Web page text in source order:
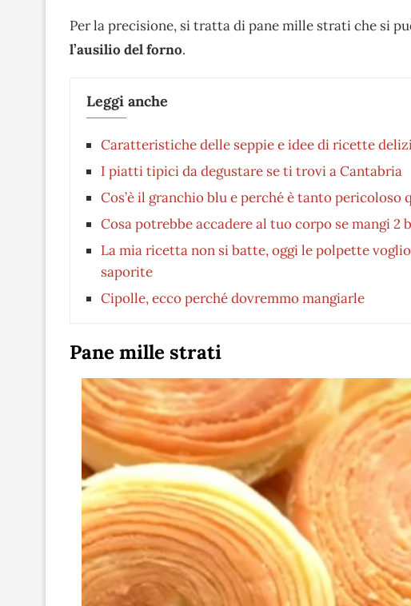
Per la precisione, si tratta di pane mille strati che si
l’ausilio del forno.
Leggi anche
Caratteristiche delle seppie e idee di ricette
I piatti tipici da degustare se ti trovi a Cantabria
Cos’è il granchio blu e perché è tanto pericoloso
Cosa potrebbe accadere al tuo corpo se mangi 2
La mia ricetta non si batte, oggi le polpette
saporite
Cipolle, ecco perché dovremmo mangiarle
Pane mille strati